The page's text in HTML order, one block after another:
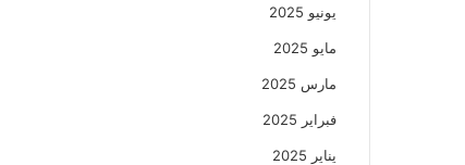
يونيو 2025
مايو 2025
مارس 2025
فبراير 2025
يناير 2025